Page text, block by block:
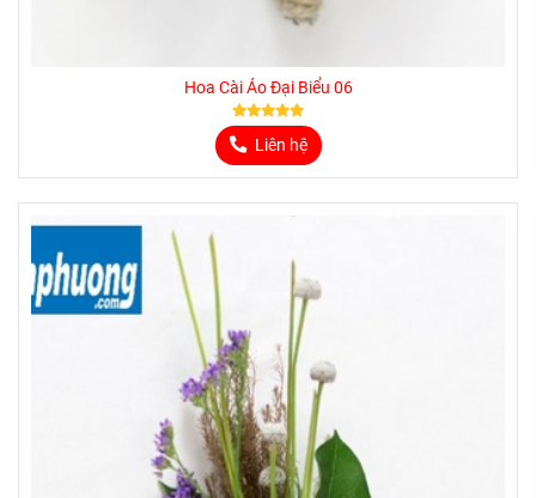
Hoa Cài Áo Đại Biểu 06
Liên hệ